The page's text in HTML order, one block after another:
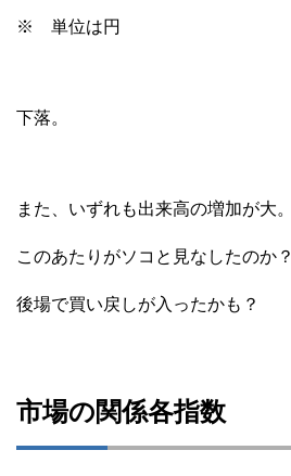
※ 単位は円
下落。
また、いずれも出来高の増加が大。
このあたりがソコと見なしたのか？
後場で買い戻しが入ったかも？
市場の関係各指数